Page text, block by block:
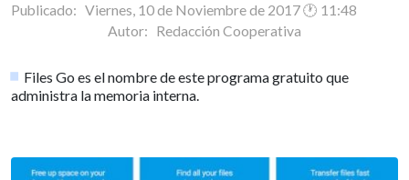
Publicado: Viernes, 10 de Noviembre de 2017 🕐 11:48
Autor: Redacción Cooperativa
Files Go es el nombre de este programa gratuito que
administra la memoria interna.